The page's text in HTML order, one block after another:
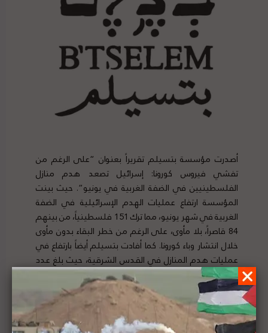
أصدرت مؤسسة بتسيلم تقريراً بعنوان “على الرغم من
تفشي فيروس كورونا: إسرائيل تصعد هدم منازل
الفلسطينيين في الضفة الغربية في يونيو”. حيث بينت
المؤسسة ارتفاع عمليات الهدم الإسرائيلية في الضفة
الغربية في شهر يونيو، مما ترك 151 فلسطينياً، من بينهم
84 قاصراً، بلا مأوى، على الرغم من خطر البقاء بدون مأوى
خلال انتشار وباء كورونا. كما أفادت بتسيلم أيضاً بارتفاع في
عمليات هدم المنازل في القدس الشرقية، حيث بلغ عدد
المنازل التي هدمت في شهر يونيو ضعف المتوسط
الشهري في الأشهر الخمسة الأولى من عام 2020.
لتفاصيل الخبر ومصدره الأصلي،